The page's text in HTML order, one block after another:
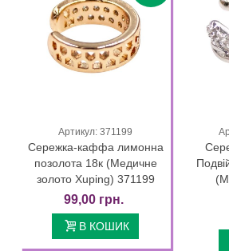
Артикул: 371199
Сережка-каффа лимонна
позолота 18к (Медичне
золото Xuping) 371199
99,00 грн.
В КОШИК